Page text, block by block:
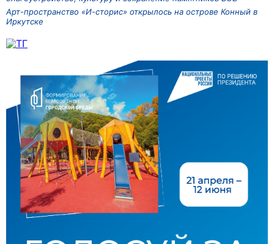
Арт-пространство «И-сторис» открылось на острове Конный в
Иркутске